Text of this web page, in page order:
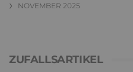
NOVEMBER 2025
ZUFALLSARTIKEL